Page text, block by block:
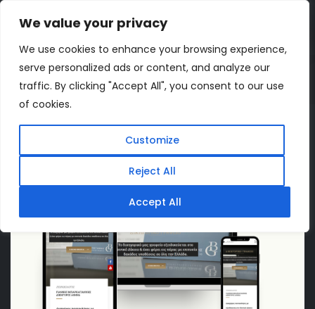
We value your privacy
We use cookies to enhance your browsing experience,
serve personalized ads or content, and analyze our
traffic. By clicking "Accept All", you consent to our use
of cookies.
Customize
Reject All
Accept All
Home Projects Ποινικολόγος Μπ� ...